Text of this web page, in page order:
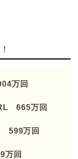
万回
665万回
599万回
回